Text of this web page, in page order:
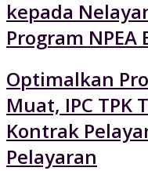
kepada
Program
Optimalkan
Muat, IPC TPK
Kontrak
Pelayaran